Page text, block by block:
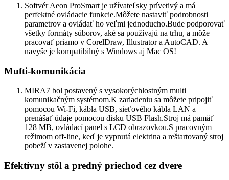
Softvér Aeon ProSmart je užívateľsky prívetivý a má
perfektné ovládacie funkcie.Môžete nastaviť podrobnosti
parametrov a ovládať ho veľmi jednoducho.Bude podporovať
všetky formáty súborov, aké sa používajú na trhu, a môže
pracovať priamo v CorelDraw, Illustrator a AutoCAD. A
navyše je kompatibilný s Windows aj Mac OS!
Mufti-komunikácia
MIRA7 bol postavený s vysokorýchlostným multi
komunikačným systémom.K zariadeniu sa môžete pripojiť
pomocou Wi-Fi, kábla USB, sieťového kábla LAN a
prenášať údaje pomocou disku USB Flash.Stroj má pamäť
128 MB, ovládací panel s LCD obrazovkou.S pracovným
režimom off-line, keď je vypnutá elektrina a reštartovaný stroj
pobeží v zastavenej polohe.
Efektívny stôl a predný priechod cez dvere